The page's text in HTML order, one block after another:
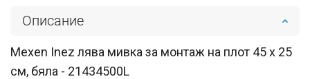
Описание
Mexen Inez лява мивка за монтаж на плот 45 x 25
см, бяла - 21434500L